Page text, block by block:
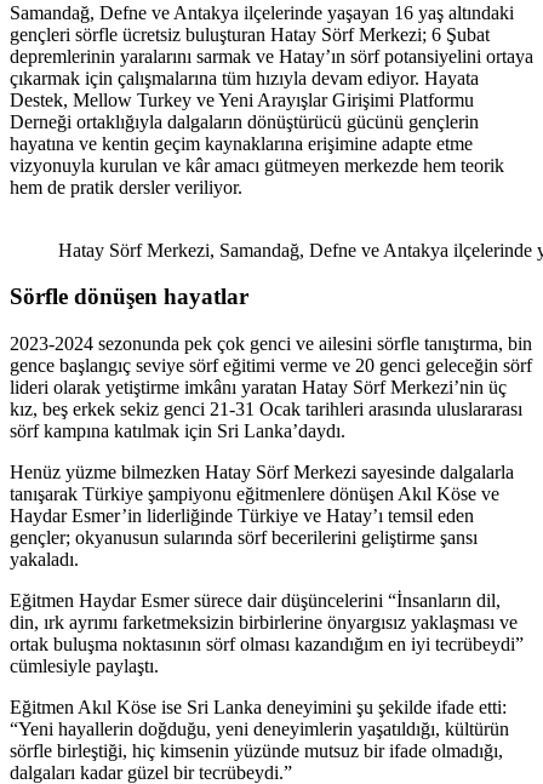
Samandağ, Defne ve Antakya ilçelerinde yaşayan 16 yaş altındaki
gençleri sörfle ücretsiz buluşturan Hatay Sörf Merkezi; 6 Şubat
depremlerinin yaralarını sarmak ve Hatay’ın sörf potansiyelini ortaya
çıkarmak için çalışmalarına tüm hızıyla devam ediyor. Hayata
Destek, Mellow Turkey ve Yeni Arayışlar Girişimi Platformu
Derneği ortaklığıyla dalgaların dönüştürücü gücünü gençlerin
hayatına ve kentin geçim kaynaklarına erişimine adapte etme
vizyonuyla kurulan ve kâr amacı gütmeyen merkezde hem teorik
hem de pratik dersler veriliyor.
Hatay Sörf Merkezi, Samandağ, Defne ve Antakya ilçelerinde
Sörfle dönüşen hayatlar
2023-2024 sezonunda pek çok genci ve ailesini sörfle tanıştırma, bin
gence başlangıç seviye sörf eğitimi verme ve 20 genci geleceğin sörf
lideri olarak yetiştirme imkânı yaratan Hatay Sörf Merkezi’nin üç
kız, beş erkek sekiz genci 21-31 Ocak tarihleri arasında uluslararası
sörf kampına katılmak için Sri Lanka’daydı.
Henüz yüzme bilmezken Hatay Sörf Merkezi sayesinde dalgalarla
tanışarak Türkiye şampiyonu eğitmenlere dönüşen Akıl Köse ve
Haydar Esmer’in liderliğinde Türkiye ve Hatay’ı temsil eden
gençler; okyanusun sularında sörf becerilerini geliştirme şansı
yakaladı.
Eğitmen Haydar Esmer sürece dair düşüncelerini “İnsanların dil,
din, ırk ayrımı farketmeksizin birbirlerine önyargısız yaklaşması ve
ortak buluşma noktasının sörf olması kazandığım en iyi tecrübeydi”
cümlesiyle paylaştı.
Eğitmen Akıl Köse ise Sri Lanka deneyimini şu şekilde ifade etti:
“Yeni hayallerin doğduğu, yeni deneyimlerin yaşatıldığı, kültürün
sörfle birleştiği, hiç kimsenin yüzünde mutsuz bir ifade olmadığı,
dalgaları kadar güzel bir tecrübeydi.”